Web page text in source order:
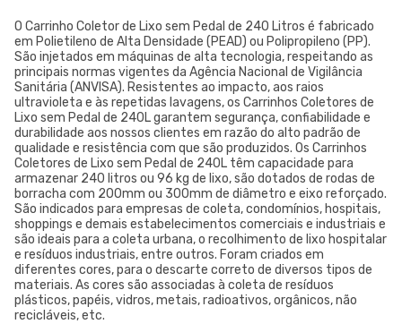
O Carrinho Coletor de Lixo sem Pedal de 240 Litros é fabricado
em Polietileno de Alta Densidade (PEAD) ou Polipropileno (PP).
São injetados em máquinas de alta tecnologia, respeitando as
principais normas vigentes da Agência Nacional de Vigilância
Sanitária (ANVISA). Resistentes ao impacto, aos raios
ultravioleta e às repetidas lavagens, os Carrinhos Coletores de
Lixo sem Pedal de 240L garantem segurança, confiabilidade e
durabilidade aos nossos clientes em razão do alto padrão de
qualidade e resistência com que são produzidos. Os Carrinhos
Coletores de Lixo sem Pedal de 240L têm capacidade para
armazenar 240 litros ou 96 kg de lixo, são dotados de rodas de
borracha com 200mm ou 300mm de diâmetro e eixo reforçado.
São indicados para empresas de coleta, condomínios, hospitais,
shoppings e demais estabelecimentos comerciais e industriais e
são ideais para a coleta urbana, o recolhimento de lixo hospitalar
e resíduos industriais, entre outros. Foram criados em
diferentes cores, para o descarte correto de diversos tipos de
materiais. As cores são associadas à coleta de resíduos
plásticos, papéis, vidros, metais, radioativos, orgânicos, não
recicláveis, etc.